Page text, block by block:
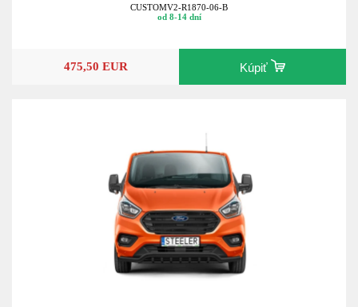
CUSTOMV2-R1870-06-B
od 8-14 dní
475,50 EUR Kúpiť